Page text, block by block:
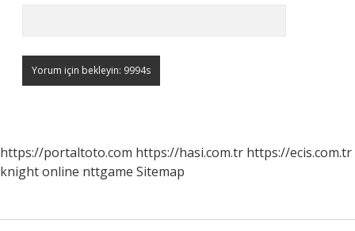
https://portaltoto.com https://hasi.com.tr https://ecis.com.tr
knight online nttgame Sitemap